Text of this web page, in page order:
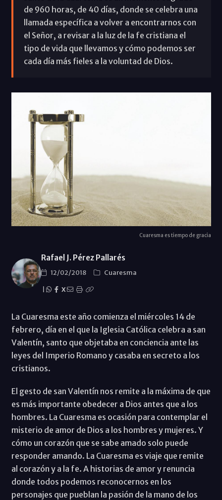
de 960 horas, de 40 días, donde se celebra una
llamada específica a volver a encontrarnos con
el Señor, a revisar a la luz de la fe cristiana el
tipo de vida que llevamos y cómo podemos ser
cada día más fieles a la voluntad de Dios.
Cuaresma es tiempo de gracia
Rafael J. Pérez Pallarés
12/02/2018
Cuaresma
X
La Cuaresma este año comienza el miércoles 14 de
febrero, día en el que la Iglesia Católica celebra a san
Valentín, santo que objetaba en conciencia ante las
leyes del Imperio Romano y casaba en secreto a los
cristianos.
El gesto de san Valentín nos remite a la máxima de que
es más importante obedecer a Dios antes que a los
hombres. La Cuaresma es ocasión para contemplar el
misterio de amor de Dios a los hombres y mujeres. Y
cómo un corazón que se sabe amado solo puede
responder amando. La Cuaresma es viaje que remite
al corazón y a la fe. A historias de amor y renuncia
donde todos podemos reconocernos en los
personajes que pueblan la pasión de la mano de los